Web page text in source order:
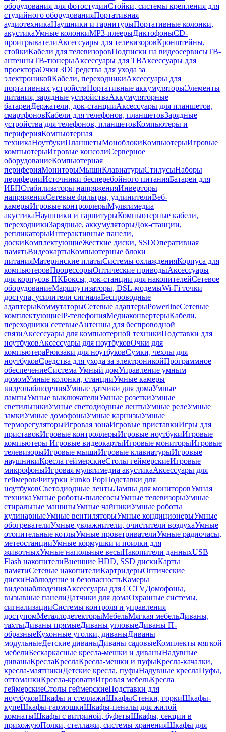
оборудования для фотостудииСтойки, системы крепления для
студийного оборудованияПортативная
аудиотехникаНаушники и гарнитурыПортативные колонки,
акустикаУмные колонкиMP3-плеерыДиктофоныCD-
проигрывателиАксессуары для телевизоровКронштейны,
стойкиКабели для телевизоровПодписки на видеосервисыТВ-
антенныТВ-тюнерыАксессуары для ТВАксессуары для
проектораОчки 3DСредства для ухода за
электроникойКабели, переходникиАксессуары для
портативных устройствПортативные аккумуляторыЭлементы
питания, зарядные устройстваАккумуляторные
батареиДержатели, док-станцииАксессуары для планшетов,
смартфоновКабели для телефонов, планшетовЗарядные
устройства для телефонов, планшетовКомпьютеры и
периферияКомпьютерная
техникаНоутбукиПланшетыМоноблокиКомпьютерыИгровые
компьютерыИгровые консолиСерверное
оборудованиеКомпьютерная
периферияМониторыМышиКлавиатурыСтилусыНаборы
периферииИсточники бесперебойного питанияБатареи для
ИБПСтабилизаторы напряженияИнверторы
напряженияСетевые фильтры, удлинителиВеб-
камерыИгровые контроллерыМультимедиа
акустикаНаушники и гарнитурыКомпьютерные кабели,
переходникиЗарядные, аккумуляторыДок-станции,
репликаторыИнтерактивные панели,
доскиКомплектующиеЖесткие диски, SSDОперативная
памятьВидеокартыКомпьютерные блоки
питанияМатеринские платыСистемы охлажденияКорпуса для
компьютеровПроцессорыОптические приводыАксессуары
для корпусов ПКБоксы, док-станции для накопителейСетевое
оборудованиеМаршрутизаторы, DSL-модемыWi-Fi точки
доступа, усилители сигналаБеспроводные
адаптерыКоммутаторыСетевые адаптерыPowerlineСетевые
комплектующиеIP-телефонияМедиаконвертерыКабели,
переходники сетевыеАнтенны для беспроводной
связиАксессуары для компьютерной техникиПодставки для
ноутбуковАксессуары для ноутбуковОчки для
компьютераРюкзаки для ноутбуковСумки, чехлы для
ноутбуковСредства для ухода за электроникойПрограммное
обеспечениеСистема Умный домУправление умным
домомУмные колонки, станцииУмные камеры
видеонаблюденияУмные датчики для домаУмные
лампыУмные выключателиУмные розеткиУмные
светильникиУмные светодиодные лентыУмные релеУмные
замкиУмные домофоныУмные карнизыУмные
терморегуляторыИгровая зонаИгровые приставкиИгры для
приставокИгровые контроллерыИгровые ноутбукиИгровые
компьютеры Игровые видеокартыИгровые мониторыИгровые
телевизорыИгровые мышиИгровые клавиатурыИгровые
наушникиКресла геймерскиеСтолы геймерскиеИгровые
микрофоныИгровая мультимедиа акустикаАксессуары для
геймеровФигурки Funko PopПодставки для
ноутбуковСветодиодные лентыЛампы для мониторовУмная
техникаУмные роботы-пылесосыУмные телевизорыУмные
стиральные машиныУмные чайникиУмные роботы
кулинарныеУмные вентиляторыУмные кондиционерыУмные
обогревателиУмные увлажнители, очистители воздухаУмные
отопительные котлыУмные проветривателиУмные радиочасы,
метеостанцииУмные кормушки и поилки для
животныхУмные напольные весыНакопители данныхUSB
Flash накопителиВнешние HDD, SSD дискиКарты
памятиСетевые накопителиКартридерыОптические
дискиНаблюдение и безопасностьКамеры
видеонаблюденияАксессуары для CCTVДомофоны,
вызывные панелиДатчики для домаОхранные системы,
сигнализацииСистемы контроля и управления
доступомМеталлодетекторыМебельМягкая мебельДиваны,
тахтыДиваны прямыеДиваны угловыеДиваны П-
образныеКухонные уголки, диваныДиваны
модульныеДетские диваныДиваны садовыеКомплекты мягкой
мебелиБескаркасные кресла-мешки и диваныНадувные
диваныКреслаКреслаКресла-мешки и пуфыКресла-качалки,
кресла-маятникиДетские кресла, пуфыНадувные креслаПуфы,
оттоманкиКресла-кроватиИгровая мебельКресла
геймерскиеСтолы геймерскиеПодставки для
ноутбуковШкафы и стеллажиШкафыСтенки, горкиШкафы-
купеШкафы-гармошкиШкафы-пеналы для жилой
комнатыШкафы с витриной, буфетыШкафы, секции в
прихожуюПолки, стеллажи, системы храненияШкафы для